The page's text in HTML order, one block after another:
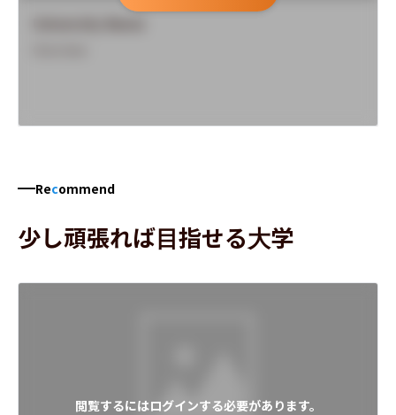
Recommend
少し頑張れば目指せる大学
閲覧するにはログインする必要があります。